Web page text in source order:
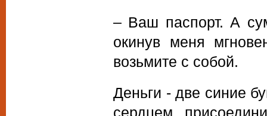
– Ваш паспорт. А
окинув меня
возьмите с собой.
Деньги - две синие
сердцем